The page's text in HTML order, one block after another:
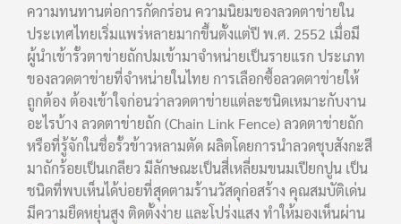
ความทนทานต่อการกัดกร่อน ความนิยมของลวดตาข่ายใน
ประเทศไทยเริ่มแพร่หลายมากขึ้นตั้งแต่ปี พ.ศ. 2552 เมื่อมี
ผู้นำเข้ารั้วตาข่ายถักปมเข้ามาจำหน่ายเป็นรายแรก ประเภท
ของลวดตาข่ายที่จำหน่ายในไทย การเลือกซื้อลวดตาข่ายให้
ถูกต้อง ต้องเข้าใจก่อนว่าลวดตาข่ายแต่ละชนิดเหมาะกับงาน
อะไรบ้าง ลวดตาข่ายถัก (Chain Link Fence) ลวดตาข่ายถัก
หรือที่รู้จักในชื่อรั้วข้าวหลามตัด ผลิตโดยการนำลวดชุบสังกะสี
มาถักร้อยเป็นเกลียว มีลักษณะเป็นสี่เหลี่ยมขนมเปียกปูน เป็น
ชนิดที่พบเห็นได้บ่อยที่สุดตามร้านวัสดุก่อสร้าง คุณสมบัติเด่น
มีความยืดหยุ่นสูง ติดตั้งง่าย และโปร่งแสง ทำให้มองเห็นผ่าน